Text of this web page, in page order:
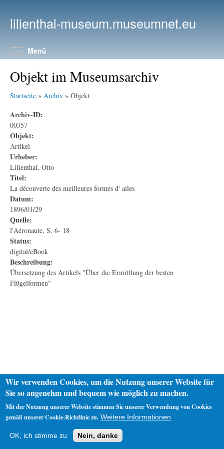
lilienthal-museum.museumnet.eu
Menü
Objekt im Museumsarchiv
Startseite » Archiv » Objekt
Archiv-ID:
00357
Objekt:
Artikel
Urheber:
Lilienthal, Otto
Titel:
La découverte des meilleures formes d' ailes
Datum:
1896/01/29
Quelle:
l'Aéronaute, S. 6- 18
Status:
digital/eBook
Beschreibung:
Übersetzung des Artikels "Über die Ermittlung der besten
Flügelformen"
Impressum
Wir verwenden Cookies, um die Nutzung unserer Website für
Sie so angenehm und bequem wie möglich zu machen.
Mit der Nutzung unserer Website stimmen Sie unserer Verwendung von Cookies
gemäß unserer Cookie-Richtlinie zu. Weitere Informationen
OK, ich stimme zu Nein, danke